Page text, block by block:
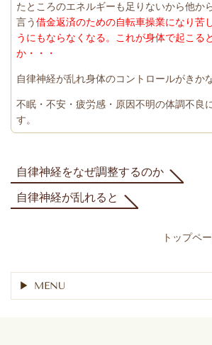
たところのエネルギーも足りないから他か
言う借金返済のための自転車操業になり苦
うにもならなくなる。これが身体で起こる
か・・・
自律神経が乱れ身体のコントロールがきか
不眠・不安・疲労感・原因不明の体調不良
す。
自律神経をなぜ調整するのか
自律神経が乱れると
トップペ
MENU